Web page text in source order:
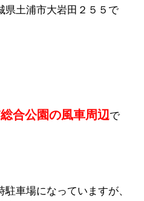
県土浦市大岩田２５５で
合公園の風車周辺で
車場になっていますが、